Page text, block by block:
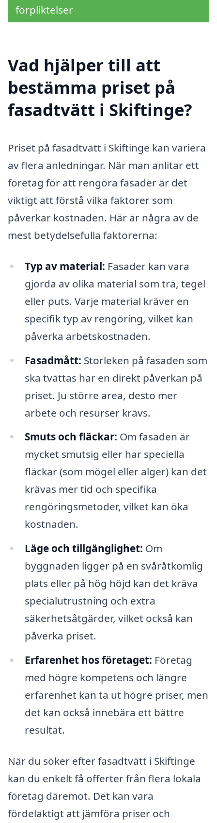
förpliktelser
Vad hjälper till att
bestämma priset på
fasadtvätt i Skiftinge?
Priset på fasadtvätt i Skiftinge kan variera
av flera anledningar. När man anlitar ett
företag för att rengöra fasader är det
viktigt att förstå vilka faktorer som
påverkar kostnaden. Här är några av de
mest betydelsefulla faktorerna:
Typ av material: Fasader kan vara
gjorda av olika material som trä, tegel
eller puts. Varje material kräver en
specifik typ av rengöring, vilket kan
påverka arbetskostnaden.
Fasadmått: Storleken på fasaden som
ska tvättas har en direkt påverkan på
priset. Ju större area, desto mer
arbete och resurser krävs.
Smuts och fläckar: Om fasaden är
mycket smutsig eller har speciella
fläckar (som mögel eller alger) kan det
krävas mer tid och specifika
rengöringsmetoder, vilket kan öka
kostnaden.
Läge och tillgänglighet: Om
byggnaden ligger på en svåråtkomlig
plats eller på hög höjd kan det kräva
specialutrustning och extra
säkerhetsåtgärder, vilket också kan
påverka priset.
Erfarenhet hos företaget: Företag
med högre kompetens och längre
erfarenhet kan ta ut högre priser, men
det kan också innebära ett bättre
resultat.
När du söker efter fasadtvätt i Skiftinge
kan du enkelt få offerter från flera lokala
företag däremot. Det kan vara
fördelaktigt att jämföra priser och